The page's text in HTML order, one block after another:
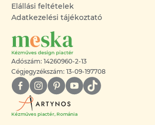
Elállási feltételek
Adatkezelési tájékoztató
Adószám: 14260960-2-13
Cégjegyzékszám: 13-09-197708
Kézműves piactér, Románia